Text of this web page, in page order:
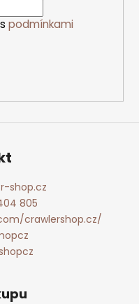
podmínkami
shop.cz
805
crawlershop.cz/